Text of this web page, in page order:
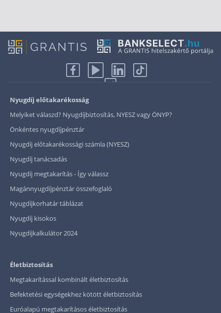
Nyugdíj előtakarékosság
Melyiket válaszd? Nyugdíjbiztosítás, NYESZ vagy ÖNYP?
Önkéntes nyugdíjpénztár
Nyugdíj előtakarékossági számla (NYESZ)
Nyugdíj tanácsadás
Nyugdíj megtakarítás - Így válassz
Magánnyugdíjpénztár összefoglaló
Nyugdíjkorhatár táblázat
Nyugdíj kisokos
Nyugdíjkalkulátor 2024
Életbiztosítás
Megtakarítással kombinált életbiztosítás
Befektetési egységekhez kötött életbiztosítás
Euróalapú megtakarításos életbiztosítás